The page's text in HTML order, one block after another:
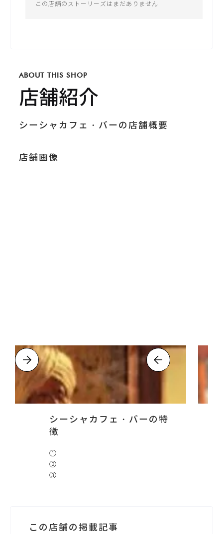
X / Twitter
SHISHA_CAFE_RA
S
この店舗のストーリーズはまだありません
ABOUT THIS SHOP
店舗紹介
シーシャカフェ・バーの店舗概要
店舗画像
シーシャカフェ・バーの特
徴
①
②
③
この店舗の掲載記事